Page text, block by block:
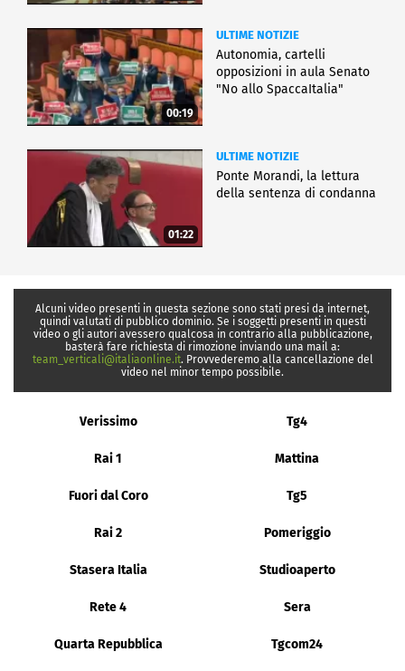
00:19
ULTIME NOTIZIE
Autonomia, cartelli
opposizioni in aula Senato
"No allo SpaccaItalia"
01:22
ULTIME NOTIZIE
Ponte Morandi, la lettura
della sentenza di condanna
Alcuni video presenti in questa sezione sono stati presi da internet,
quindi valutati di pubblico dominio. Se i soggetti presenti in questi
video o gli autori avessero qualcosa in contrario alla pubblicazione,
basterà fare richiesta di rimozione inviando una mail a:
team_verticali@italiaonline.it. Provvederemo alla cancellazione del
video nel minor tempo possibile.
Verissimo Tg4
Rai 1 Mattina
Fuori dal Coro Tg5
Rai 2 Pomeriggio
Stasera Italia Studioaperto
Rete 4 Sera
Quarta Repubblica Tgcom24